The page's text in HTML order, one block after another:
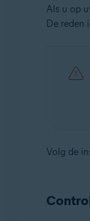
Als u op
De reden
Volg de